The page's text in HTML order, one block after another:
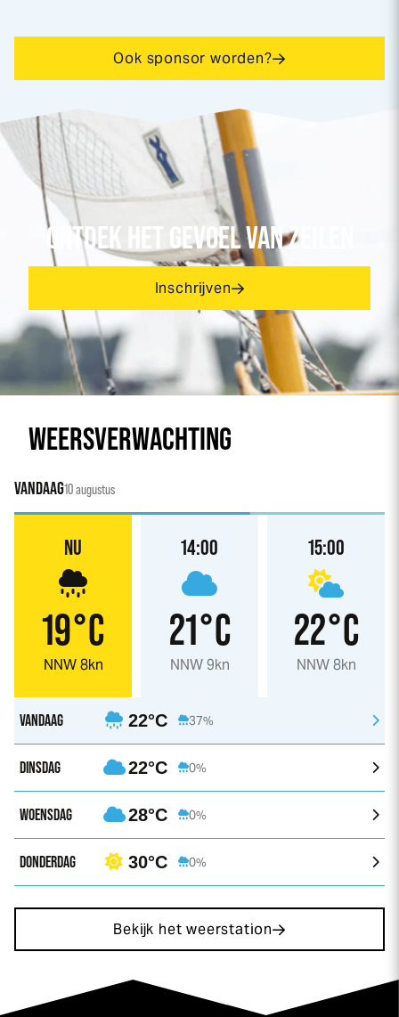
Ook sponsor worden?
ONTDEK HET GEVOEL VAN ZEILEN
Inschrijven
WEERSVERWACHTING
VANDAAG10 augustus
NU
19°C
NNW 8kn
14:00
21°C
NNW 9kn
15:00
22°C
NNW 8kn
VANDAAG 22°C 37%
DINSDAG 22°C 0%
WOENSDAG 28°C 0%
DONDERDAG 30°C 0%
Bekijk het weerstation